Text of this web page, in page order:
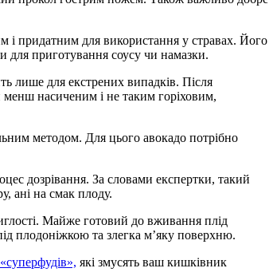
і придатним для використання у стравах. Його
для приготування соусу чи намазки.
лише для екстрених випадків. Після
менш насиченим і не таким горіховим,
методом. Для цього авокадо потрібно
дозрівання. За словами експертки, такий
ані на смак плоду.
Майже готовий до вживання плід
плодоніжкою та злегка м’яку поверхню.
які змусять ваш кишківник